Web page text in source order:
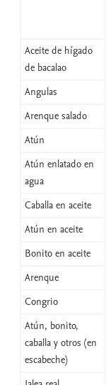
Aceite de hígado
de bacalao
Angulas
Arenque salado
Atún
Atún enlatado en
agua
Caballa en aceite
Atún en aceite
Bonito en aceite
Arenque
Congrio
Atún, bonito,
caballa y otros (en
escabeche)